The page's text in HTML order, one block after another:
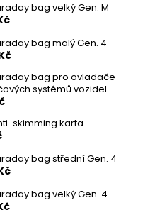
bag velký Gen. M
bag malý Gen. 4
bag pro ovladače
systémů vozidel
skimming karta
bag střední Gen. 4
bag velký Gen. 4